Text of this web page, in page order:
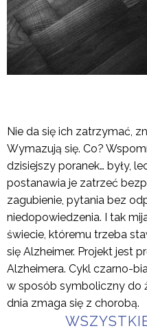
Nie da się ich zatrzymać,
Wymazują się. Co?
dzisiejszy poranek… były,
postanawia je zatrzeć
zagubienie, pytania bez
niedopowiedzenia. I tak
świecie, któremu trzeba
się Alzheimer. Projekt jest
Alzheimera. Cykl czarno-
w sposób symboliczny do
dnia zmaga się z chorobą.